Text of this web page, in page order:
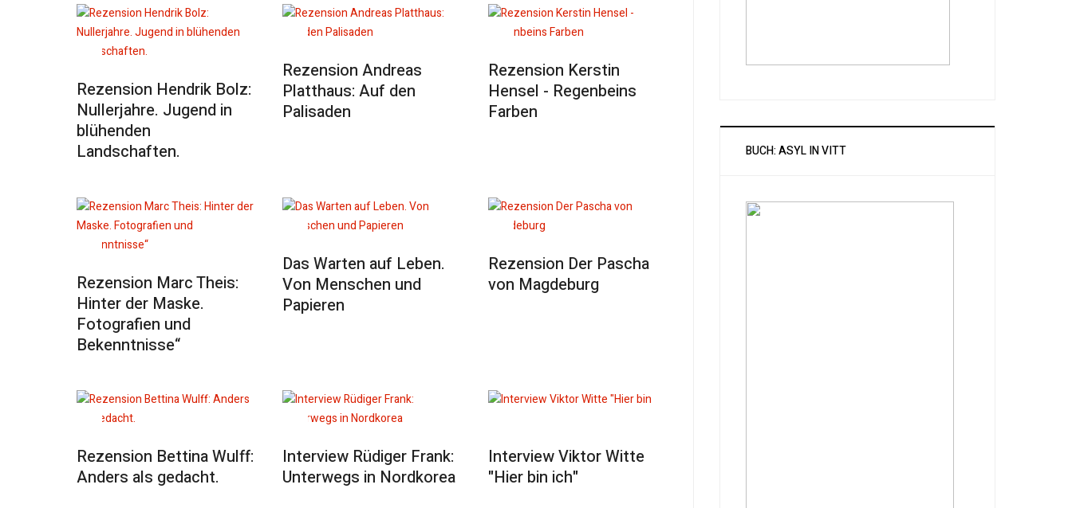
Rezension Hendrik Bolz:
Nullerjahre. Jugend in
blühenden
Landschaften.
Rezension Andreas
Platthaus: Auf den
Palisaden
Rezension Kerstin
Hensel - Regenbeins
Farben
Rezension Marc Theis:
Hinter der Maske.
Fotografien und
Bekenntnisse“
Das Warten auf Leben.
Von Menschen und
Papieren
Rezension Der Pascha
von Magdeburg
Rezension Bettina Wulff:
Anders als gedacht.
Interview Rüdiger Frank:
Unterwegs in Nordkorea
Interview Viktor Witte
"Hier bin ich"
BUCH: ASYL IN VITT